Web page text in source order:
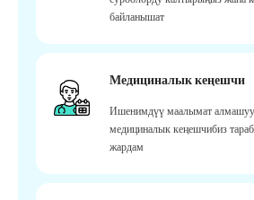
байланышат
Медициналык кеңешчи
Ишенимдүү маалымат
медициналык кеңешчибиз
жардам